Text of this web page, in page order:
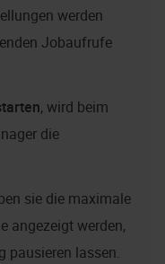
werden
Jobaufrufe
, wird beim
die
sie die maximale
angezeigt werden,
pausieren lassen.